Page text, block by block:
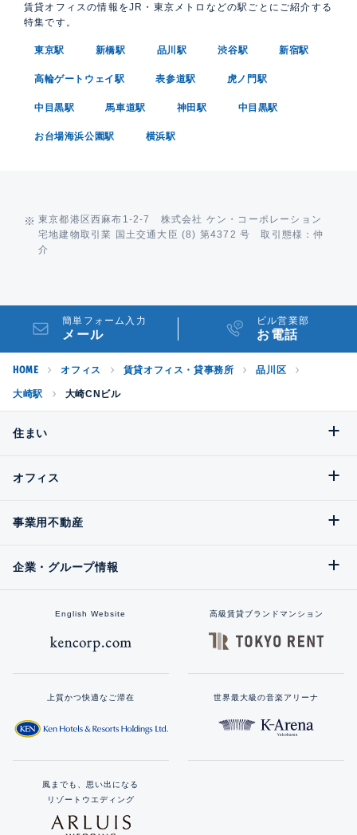
賃貸オフィスの情報をJR・東京メトロなどの駅ごとにご紹介する
特集です。
東京駅 新橋駅 品川駅 渋谷駅 新宿駅
高輪ゲートウェイ駅 表参道駅 虎ノ門駅
中目黒駅 馬車道駅 神田駅 中目黒駅
お台場海浜公園駅 横浜駅
東京都港区西麻布1-2-7 株式会社 ケン・コーポレーション
宅地建物取引業 国土交通大臣 (8) 第4372 号 取引態様：仲
介
簡単フォーム入力
メール
ビル営業部
お電話
HOME オフィス 賃貸オフィス・貸事務所 品川区
大崎駅 大崎CNビル
住まい
オフィス
事業用不動産
企業・グループ情報
English Website 高級賃貸ブランドマンション
上質かつ快適なご滞在 世界最大級の音楽アリーナ
風までも、思い出になる
リゾートウエディング